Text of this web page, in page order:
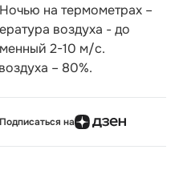
на термометрах –
воздуха - до
2-10 м/с.
– 80%.
Подписаться на